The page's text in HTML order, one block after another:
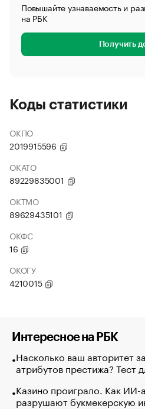
Повышайте узнаваемость и
на РБК
Получить
Коды статистики
ОКПО
2019915596
ОКАТО
89229835001
ОКТМО
89629435101
ОКФС
16
ОКОГУ
4210015
Интересное на РБК
Насколько ваш авторитет
атрибутов престижа? Тест
Казино проиграло. Как ИИ-
разрушают букмекерскую